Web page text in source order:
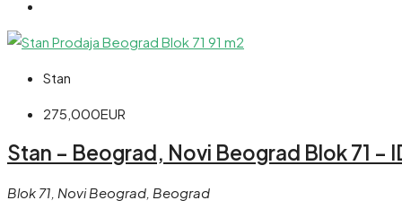
Stan
275,000EUR
Stan – Beograd, Novi Beograd Blok 71 –
Blok 71, Novi Beograd, Beograd